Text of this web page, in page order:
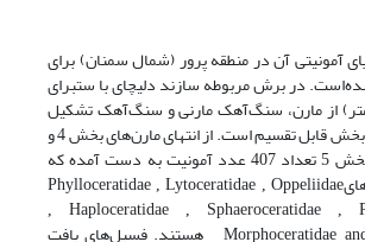
آمونیتی آن در منطقه پرور (شمال سمنان) برای
در برش مربوطه سازند دلیچای با ستبرای
نسبت کم (70 متر) از مارن، سنگ‌آهک مارنی و سنگ‌آهک تشکیل
شده است که به 5 بخش قابل تقسیم است. از انتهای مارن‌های بخش 4 و
سنگ‌آهک مارنی بخش 5 تعداد 407 عدد آمونیت به دست آمده که
Phylloceratidae , Lytoceratidae , Oppeliidae
, Haploceratidae , Sphaeroceratidae ,
Morphoceratidae
هستند. فسیل‌های یافت